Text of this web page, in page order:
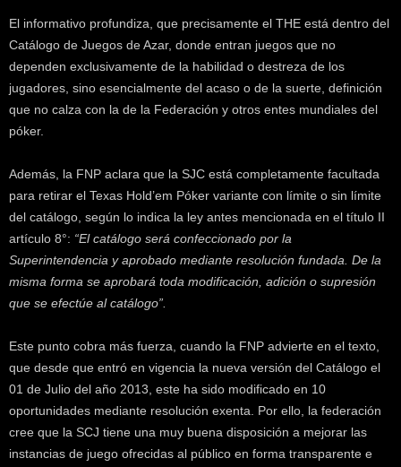
El informativo profundiza, que precisamente el THE está dentro del
Catálogo de Juegos de Azar, donde entran juegos que no
dependen exclusivamente de la habilidad o destreza de los
jugadores, sino esencialmente del acaso o de la suerte, definición
que no calza con la de la Federación y otros entes mundiales del
póker.
Además, la FNP aclara que la SJC está completamente facultada
para retirar el Texas Hold’em Póker variante con límite o sin límite
del catálogo, según lo indica la ley antes mencionada en el título II
artículo 8°: “El catálogo será confeccionado por la
Superintendencia y aprobado mediante resolución fundada. De la
misma forma se aprobará toda modificación, adición o supresión
que se efectúe al catálogo”.
Este punto cobra más fuerza, cuando la FNP advierte en el texto,
que desde que entró en vigencia la nueva versión del Catálogo el
01 de Julio del año 2013, este ha sido modificado en 10
oportunidades mediante resolución exenta. Por ello, la federación
cree que la SCJ tiene una muy buena disposición a mejorar las
instancias de juego ofrecidas al público en forma transparente e